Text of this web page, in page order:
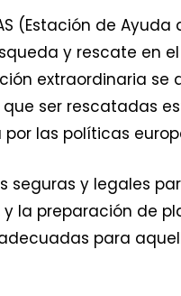
(Estación de
y rescate en
extraordinaria
ser rescatadas
las políticas
seguras y legales
la preparación de
para